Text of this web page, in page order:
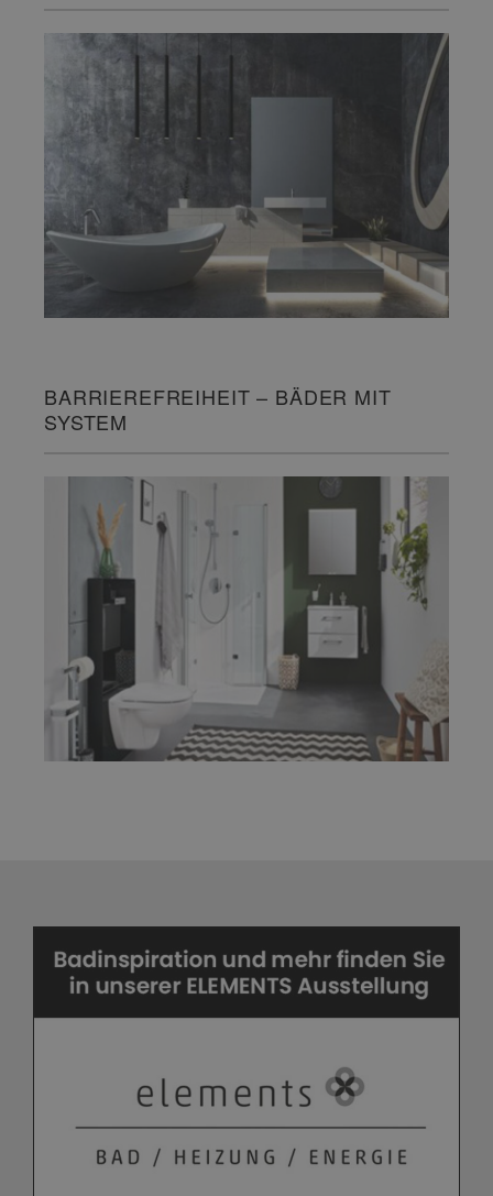
BARRIEREFREIHEIT – BÄDER MIT
SYSTEM